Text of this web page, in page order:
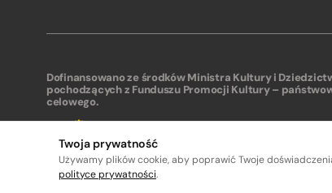
Dofinansowano ze środków Ministra Kultury i
pochodzących z Funduszu Promocji Kultury –
celowego.
Twoja prywatność
Używamy plików cookie, aby poprawić Twoje
polityce prywatności.